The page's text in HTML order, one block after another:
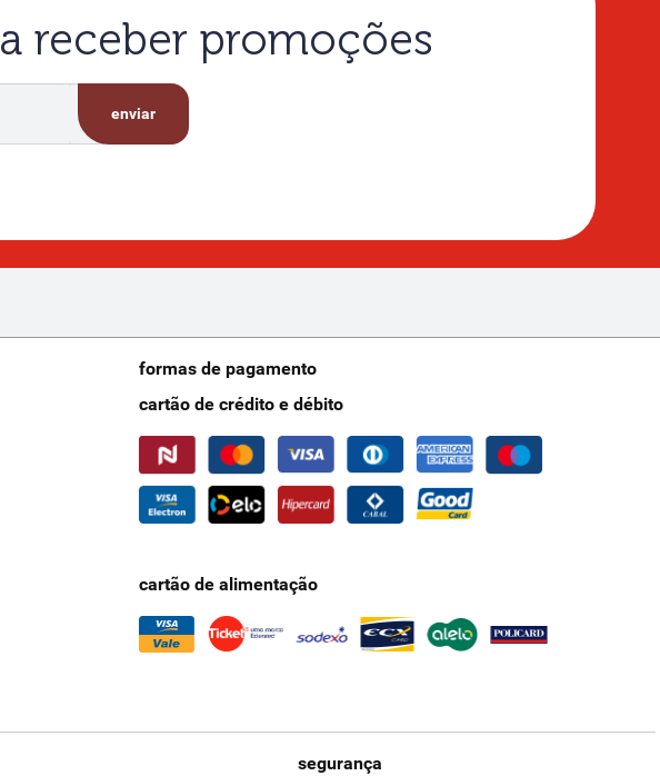
receber promoções
enviar
formas de pagamento
cartão de crédito e débito
cartão de alimentação
segurança